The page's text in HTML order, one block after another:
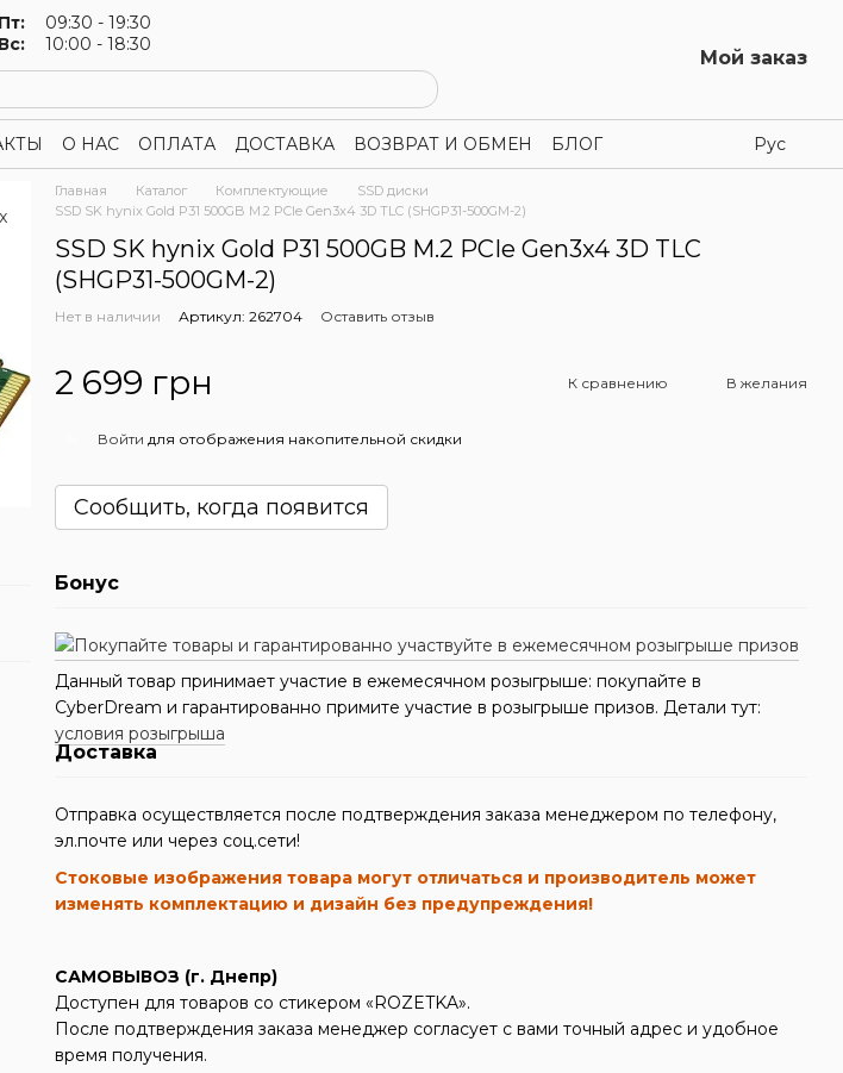
09:30 - 19:30
10:00 - 18:30
Мой заказ
О НАС ОПЛАТА ДОСТАВКА ВОЗВРАТ И ОБМЕН
БЛОГ
оферта
Рус
Главная Каталог Комплектующие
SSD диски
SSD SK hynix Gold P31 500GB M.2 PCIe Gen3x4 3D TLC (SHGP31-500GM-2)
SSD SK hynix Gold P31 500GB M.2 PCIe Gen3x4 3D TLC
(SHGP31-500GM-2)
Нет в наличии Артикул: 262704 Оставить отзыв
2 699 грн К сравнению В желания
Войти для отображения накопительной скидки
Сообщить, когда появится
Бонус
Данный товар принимает участие в ежемесячном розыгрыше: покупайте в
CyberDream и гарантированно примите участие в розыгрыше призов. Детали тут:
условия розыгрыша
Доставка
Отправка осуществляется после подтверждения заказа менеджером по телефону,
эл.почте или через соц.сети!
Стоковые изображения товара могут отличаться и производитель может
изменять комплектацию и дизайн без предупреждения!
САМОВЫВОЗ (г. Днепр)
Доступен для товаров со стикером «ROZETKA».
После подтверждения заказа менеджер согласует с вами точный адрес и удобное
время получения.